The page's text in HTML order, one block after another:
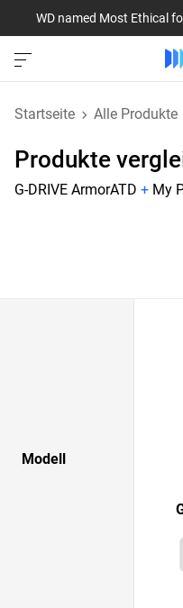
WD named Most Ethical
Startseite Alle Produkte
Produkte
G-DRIVE ArmorATD + My
Modell